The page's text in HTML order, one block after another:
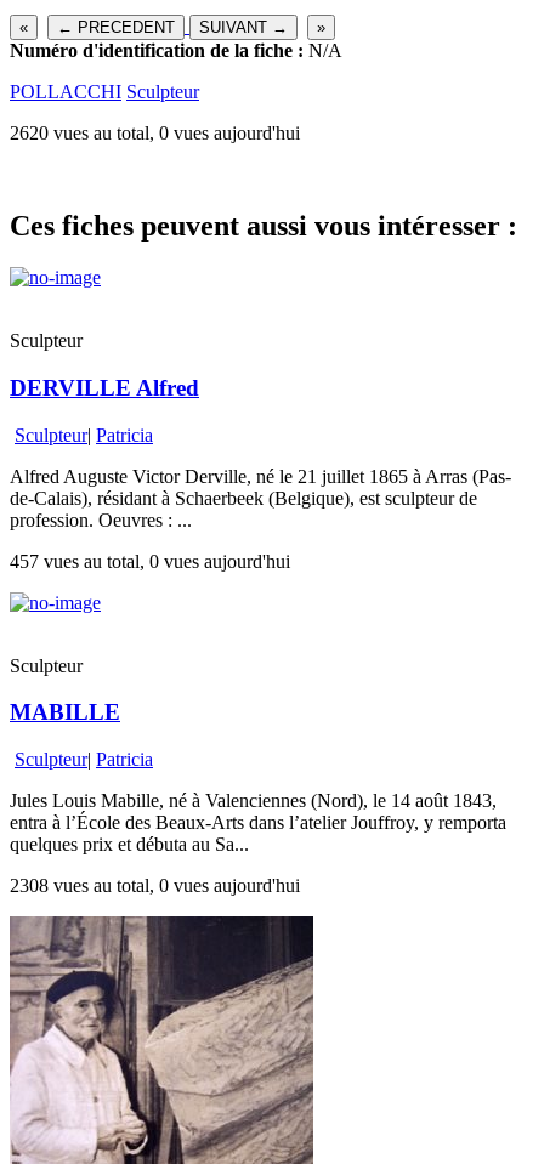
« ← PRECEDENT SUIVANT → »
Numéro d'identification de la fiche : N/A
POLLACCHI Sculpteur
2620 vues au total, 0 vues aujourd'hui
Ces fiches peuvent aussi vous intéresser :
Sculpteur
DERVILLE Alfred
Sculpteur| Patricia
Alfred Auguste Victor Derville, né le 21 juillet 1865 à Arras (Pas-
de-Calais), résidant à Schaerbeek (Belgique), est sculpteur de
profession. Oeuvres : ...
457 vues au total, 0 vues aujourd'hui
Sculpteur
MABILLE
Sculpteur| Patricia
Jules Louis Mabille, né à Valenciennes (Nord), le 14 août 1843,
entra à l’École des Beaux-Arts dans l’atelier Jouffroy, y remporta
quelques prix et débuta au Sa...
2308 vues au total, 0 vues aujourd'hui